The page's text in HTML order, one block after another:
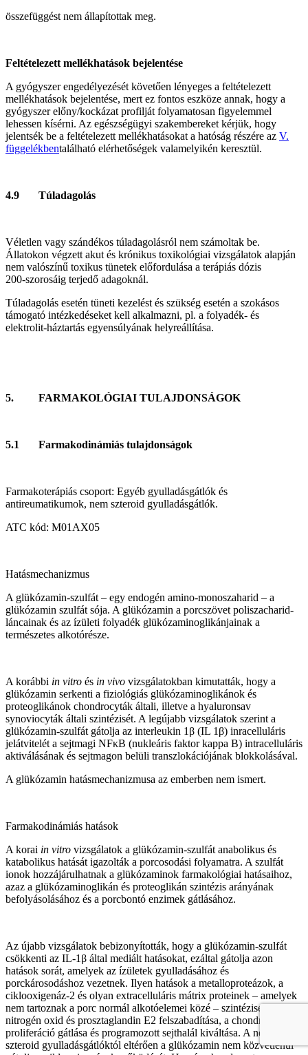
összefüggést nem állapítottak meg.
Feltételezett mellékhatások bejelentése
A gyógyszer engedélyezését követően lényeges a feltételezett
mellékhatások bejelentése, mert ez fontos eszköze annak, hogy a
gyógyszer előny/kockázat profilját folyamatosan figyelemmel
lehessen kísérni. Az egészségügyi szakembereket kérjük, hogy
jelentsék be a feltételezett mellékhatásokat a hatóság részére az V.
függelékbentalálható elérhetőségek valamelyikén keresztül.
4.9 Túladagolás
Véletlen vagy szándékos túladagolásról nem számoltak be.
Állatokon végzett akut és krónikus toxikológiai vizsgálatok alapján
nem valószínű toxikus tünetek előfordulása a terápiás dózis
200‑szorosáig terjedő adagoknál.
Túladagolás esetén tüneti kezelést és szükség esetén a szokásos
támogató intézkedéseket kell alkalmazni, pl. a folyadék- és
elektrolit-háztartás egyensúlyának helyreállítása.
5. FARMAKOLÓGIAI TULAJDONSÁGOK
5.1 Farmakodinámiás tulajdonságok
Farmakoterápiás csoport: Egyéb gyulladásgátlók és
antireumatikumok, nem szteroid gyulladásgátlók.
ATC kód: M01AX05
Hatásmechanizmus
A glükózamin-szulfát – egy endogén amino-monoszaharid – a
glükózamin szulfát sója. A glükózamin a porcszövet poliszacharid-
láncainak és az ízületi folyadék glükózaminoglikánjainak a
természetes alkotórésze.
A korábbi in vitro és in vivo vizsgálatokban kimutatták, hogy a
glükózamin serkenti a fiziológiás glükózaminoglikánok és
proteoglikánok chondrocyták általi, illetve a hyaluronsav
synoviocyták általi szintézisét. A legújabb vizsgálatok szerint a
glükózamin-szulfát gátolja az interleukin 1β (IL 1β) inracelluláris
jelátvitelét a sejtmagi NFκB (nukleáris faktor kappa B) intracelluláris
aktiválásának és sejtmagon belüli transzlokációjának blokkolásával.
A glükózamin hatásmechanizmusa az emberben nem ismert.
Farmakodinámiás hatások
A korai in vitro vizsgálatok a glükózamin-szulfát anabolikus és
katabolikus hatását igazolták a porcosodási folyamatra. A szulfát
ionok hozzájárulhatnak a glükózaminok farmakológiai hatásaihoz,
azaz a glükózaminoglikán és proteoglikán szintézis arányának
befolyásolásához és a porcbontó enzimek gátlásához.
Az újabb vizsgálatok bebizonyították, hogy a glükózamin-szulfát
csökkenti az IL‑1β által mediált hatásokat, ezáltal gátolja azon
hatások sorát, amelyek az ízületek gyulladásához és
porckárosodáshoz vezetnek. Ilyen hatások a metalloproteázok, a
ciklooxigenáz‑2 és olyan extracelluláris mátrix proteinek – amelyek
nem tartoznak a porc normál alkotóelemei közé – szintézise, a
nitrogén oxid és prosztaglandin E2 felszabadítása, a chondrocyta
proliferáció gátlása és programozott sejthalál kiváltása. A nem-
szteroid gyulladásgátlóktól eltérően a glükózamin nem közvetlenül